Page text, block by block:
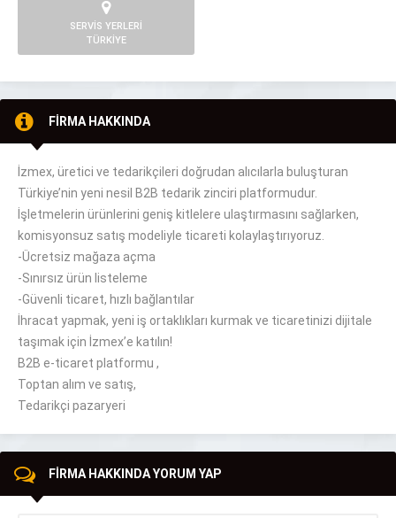
SERVİS YERLERİ
TÜRKİYE
FİRMA HAKKINDA
İzmex, üretici ve tedarikçileri doğrudan alıcılarla buluşturan
Türkiye’nin yeni nesil B2B tedarik zinciri platformudur.
İşletmelerin ürünlerini geniş kitlelere ulaştırmasını sağlarken,
komisyonsuz satış modeliyle ticareti kolaylaştırıyoruz.
-Ücretsiz mağaza açma
-Sınırsız ürün listeleme
-Güvenli ticaret, hızlı bağlantılar
İhracat yapmak, yeni iş ortaklıkları kurmak ve ticaretinizi dijitale
taşımak için İzmex’e katılın!
B2B e-ticaret platformu ,
Toptan alım ve satış,
Tedarikçi pazaryeri
FİRMA HAKKINDA YORUM YAP